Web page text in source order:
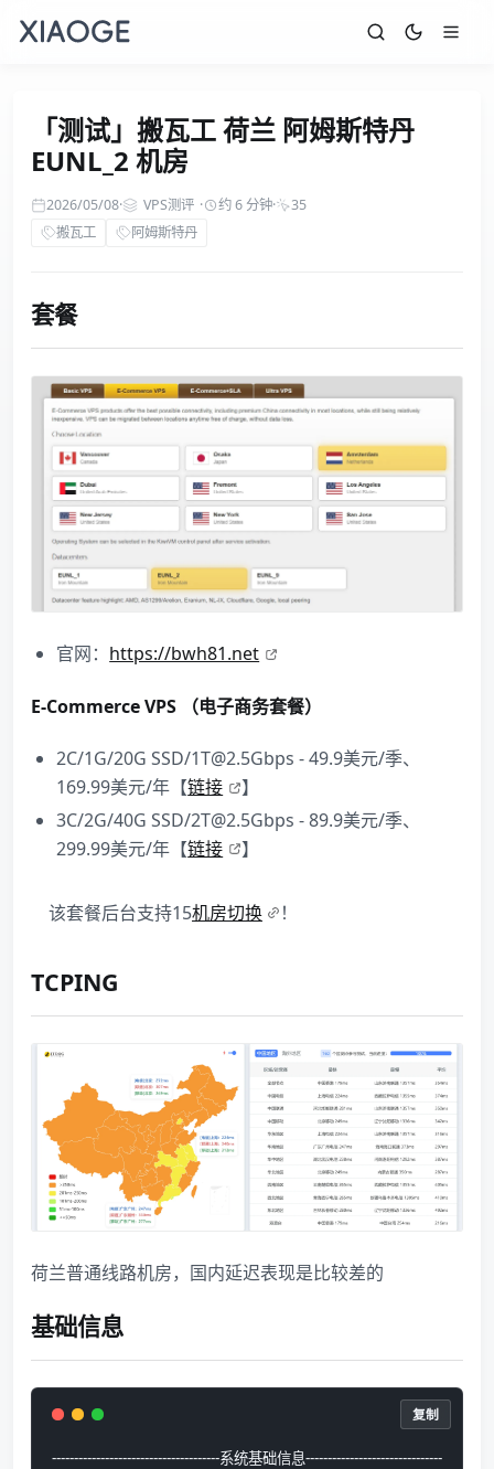
「测试」搬瓦工 荷兰 阿姆斯特丹
EUNL_2 机房
2026/05/08· VPS测评 · 约 6 分钟·
35
搬瓦工
阿姆斯特丹
套餐
官网： https://bwh81.net
E-Commerce VPS （电子商务套餐）
2C/1G/20G SSD/1T@2.5Gbps - 49.9美元/季、
169.99美元/年【链接
】
3C/2G/40G SSD/2T@2.5Gbps - 89.9美元/季、
299.99美元/年【链接 】
该套餐后台支持15机房切换 ！
TCPING
荷兰普通线路机房，国内延迟表现是比较差的
基础信息
--------------------------------------系统基础信息-------------------------------
复制